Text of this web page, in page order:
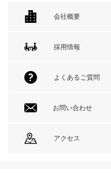
会社概要
採用情報
よくあるご質問
お問い合わせ
アクセス